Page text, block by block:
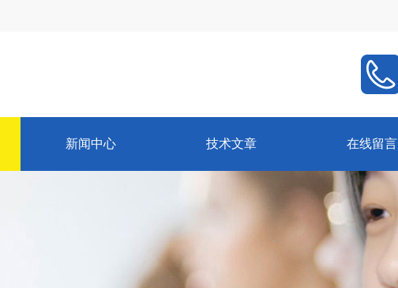
新闻中心 技术文章 在线留言